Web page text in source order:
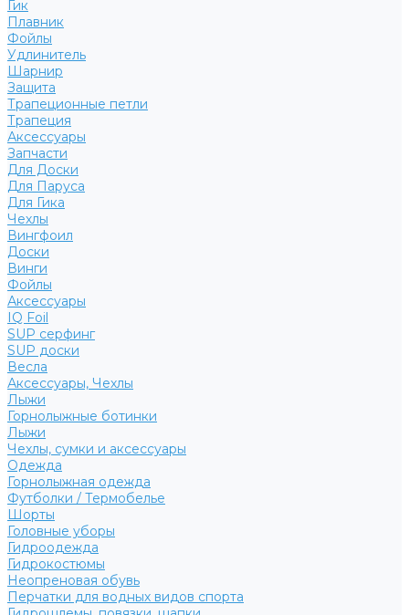
Гик
Плавник
Фойлы
Удлинитель
Шарнир
Защита
Трапеционные петли
Трапеция
Аксессуары
Запчасти
Для Доски
Для Паруса
Для Гика
Чехлы
Вингфоил
Доски
Винги
Фойлы
Аксессуары
IQ Foil
SUP серфинг
SUP доски
Весла
Аксессуары, Чехлы
Лыжи
Горнолыжные ботинки
Лыжи
Чехлы, сумки и аксессуары
Одежда
Горнолыжная одежда
Футболки / Термобелье
Шорты
Головные уборы
Гидроодежда
Гидрокостюмы
Неопреновая обувь
Перчатки для водных видов спорта